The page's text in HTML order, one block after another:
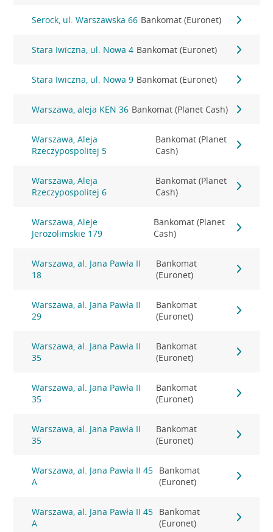
Serock, ul. Warszawska 66 Bankomat (Euronet)
Stara Iwiczna, ul. Nowa 4 Bankomat (Euronet)
Stara Iwiczna, ul. Nowa 9 Bankomat (Euronet)
Warszawa, aleja KEN 36 Bankomat (Planet Cash)
Warszawa, Aleja
Rzeczypospolitej 5
Bankomat (Planet
Cash)
Warszawa, Aleja
Rzeczypospolitej 6
Bankomat (Planet
Cash)
Warszawa, Aleje
Jerozolimskie 179
Bankomat (Planet
Cash)
Warszawa, al. Jana Pawła II
18
Bankomat
(Euronet)
Warszawa, al. Jana Pawła II
29
Bankomat
(Euronet)
Warszawa, al. Jana Pawła II
35
Bankomat
(Euronet)
Warszawa, al. Jana Pawła II
35
Bankomat
(Euronet)
Warszawa, al. Jana Pawła II
35
Bankomat
(Euronet)
Warszawa, al. Jana Pawła II 45
A
Bankomat
(Euronet)
Warszawa, al. Jana Pawła II 45
A
Bankomat
(Euronet)